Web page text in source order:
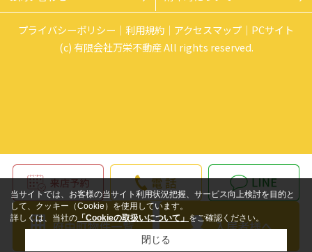
プライバシーポリシー 利用規約 アクセスマップ
PCサイト
(c) 有限会社万栄不動産 All rights reserved.
当サイトでは、お客様の当サイト利用状況把握、サービス向上検討を目的と
して、クッキー（Cookie）を使用しています。
詳しくは、当社の 「Cookieの取扱いについて」 をご確認ください。
閉じる